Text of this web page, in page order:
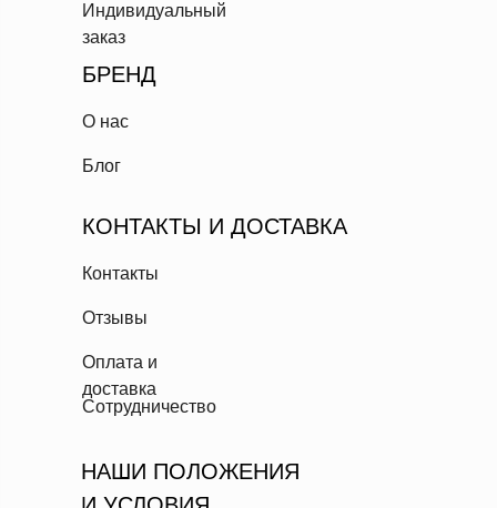
БРЕНД
КОНТАКТЫ И ДОСТАВКА
Индивидуальный
заказ
О нас
Блог
Контакты
Отзывы
Оплата и
доставка
Сотрудничество
НАШИ ПОЛОЖЕНИЯ